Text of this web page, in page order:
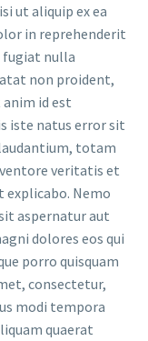
ut aliquip ex ea
in reprehenderit
fugiat nulla
non proident,
id est
iste natus error sit
totam
veritatis et
explicabo. Nemo
aspernatur aut
dolores eos qui
porro quisquam
consectetur,
modi tempora
quaerat